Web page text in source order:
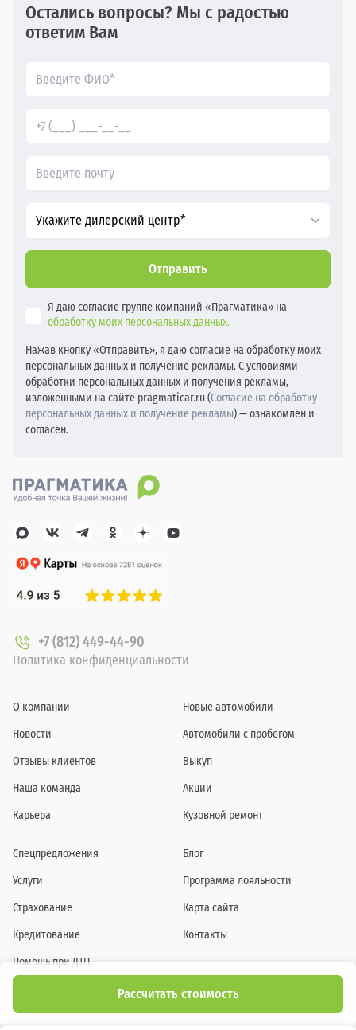
Остались вопросы? Мы с радостью
ответим Вам
Укажите дилерский центр*
Отправить
Я даю согласие группе компаний «Прагматика» на
обработку моих персональных данных.
Нажав кнопку «Отправить», я даю согласие на обработку моих
персональных данных и получение рекламы. С условиями
обработки персональных данных и получения рекламы,
изложенными на сайте pragmaticar.ru (Согласие на обработку
персональных данных и получение рекламы) — ознакомлен и
согласен.
Рассчитать стоимость
+7 (812) 449-44-90
Политика конфиденциальности
О компании
Новости
Отзывы клиентов
Наша команда
Карьера
Новые автомобили
Автомобили с пробегом
Выкуп
Акции
Кузовной ремонт
Спецпредложения
Услуги
Страхование
Кредитование
Помощь при ДТП
Блог
Программа лояльности
Карта сайта
Контакты